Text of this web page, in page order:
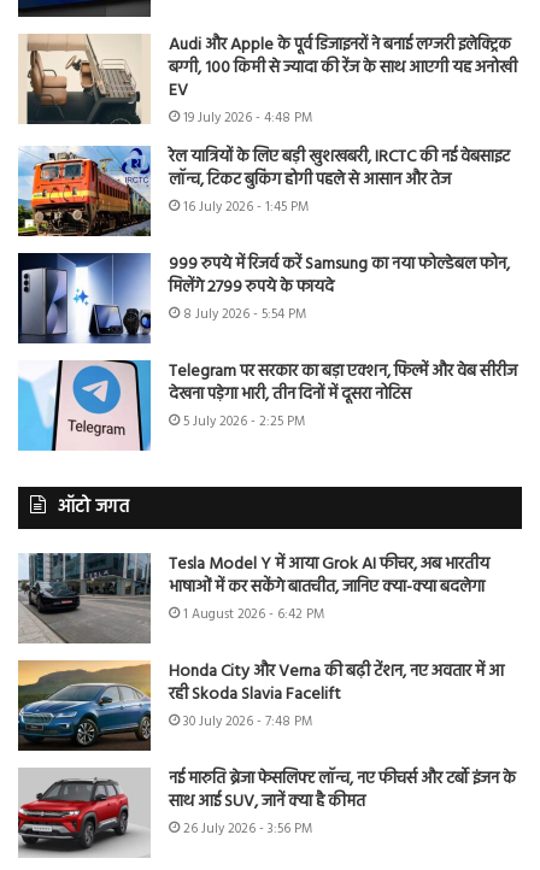
Audi और Apple के पूर्व डिजाइनरों ने बनाई लग्जरी इलेक्ट्रिक
बग्गी, 100 किमी से ज्यादा की रेंज के साथ आएगी यह अनोखी
EV
19 July 2026 - 4:48 PM
रेल यात्रियों के लिए बड़ी खुशखबरी, IRCTC की नई वेबसाइट
लॉन्च, टिकट बुकिंग होगी पहले से आसान और तेज
16 July 2026 - 1:45 PM
999 रुपये में रिजर्व करें Samsung का नया फोल्डेबल फोन,
मिलेंगे 2799 रुपये के फायदे
8 July 2026 - 5:54 PM
Telegram पर सरकार का बड़ा एक्शन, फिल्में और वेब सीरीज
देखना पड़ेगा भारी, तीन दिनों में दूसरा नोटिस
5 July 2026 - 2:25 PM
ऑटो जगत
Tesla Model Y में आया Grok AI फीचर, अब भारतीय
भाषाओं में कर सकेंगे बातचीत, जानिए क्या-क्या बदलेगा
1 August 2026 - 6:42 PM
Honda City और Verna की बढ़ी टेंशन, नए अवतार में आ
रही Skoda Slavia Facelift
30 July 2026 - 7:48 PM
नई मारुति ब्रेजा फेसलिफ्ट लॉन्च, नए फीचर्स और टर्बो इंजन के
साथ आई SUV, जानें क्या है कीमत
26 July 2026 - 3:56 PM